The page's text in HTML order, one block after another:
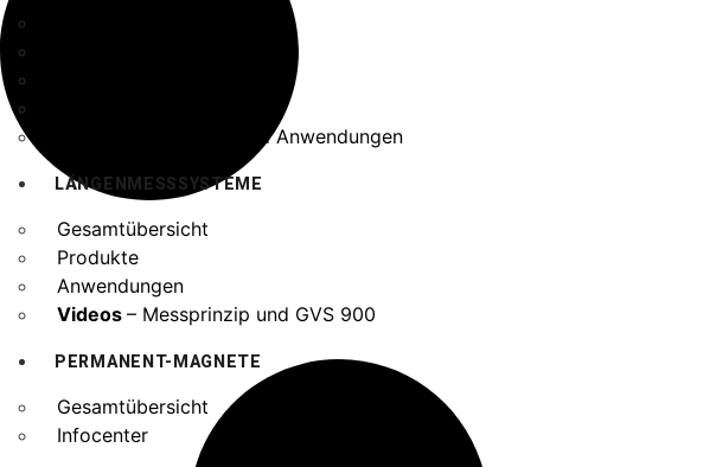
– Materialien und Anwendungen
LÄNGENMESSSYSTEME
Gesamtübersicht
Produkte
Anwendungen
Videos – Messprinzip und GVS 900
PERMANENT-MAGNETE
Gesamtübersicht
Infocenter